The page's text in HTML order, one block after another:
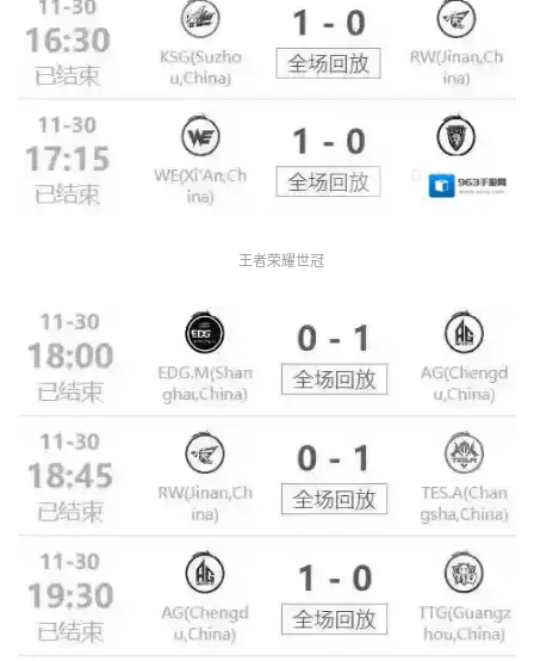
王者荣耀世冠